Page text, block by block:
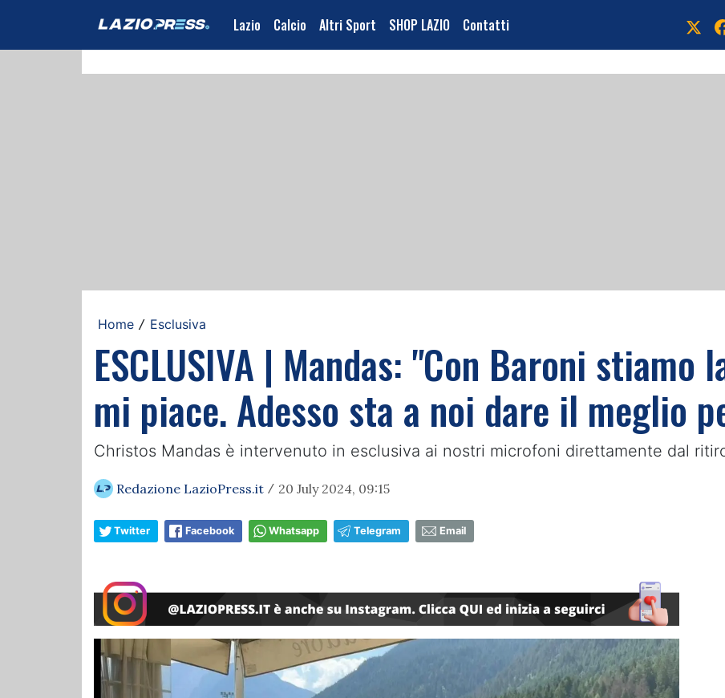
Lazio Calcio Altri Sport SHOP LAZIO Contatti
Home / Esclusiva
ESCLUSIVA | Mandas: "Con Baroni stiamo
mi piace. Adesso sta a noi dare il meglio
Christos Mandas è intervenuto in esclusiva ai nostri microfoni direttamente dal
Redazione LazioPress.it / 20 July 2024, 09:15
Twitter Facebook Whatsapp Telegram Email